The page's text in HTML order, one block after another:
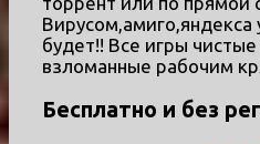
Вирусом,амиго,яндекса
будет!! Все игры
взломанные рабочим
Бесплатно и без